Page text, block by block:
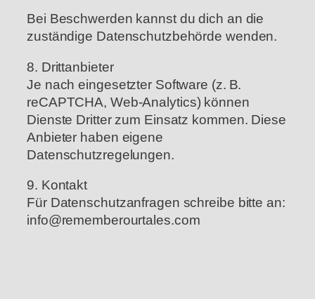
Bei Beschwerden kannst du dich an die
zuständige Datenschutzbehörde wenden.
8. Drittanbieter
Je nach eingesetzter Software (z. B.
reCAPTCHA, Web-Analytics) können
Dienste Dritter zum Einsatz kommen. Diese
Anbieter haben eigene
Datenschutzregelungen.
9. Kontakt
Für Datenschutzanfragen schreibe bitte an:
info@rememberourtales.com